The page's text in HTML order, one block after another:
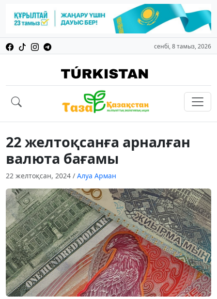
сенбі, 8 тамыз, 2026
22 желтоқсанға арналған
валюта бағамы
22 желтоқсан, 2024 / Алуа Арман